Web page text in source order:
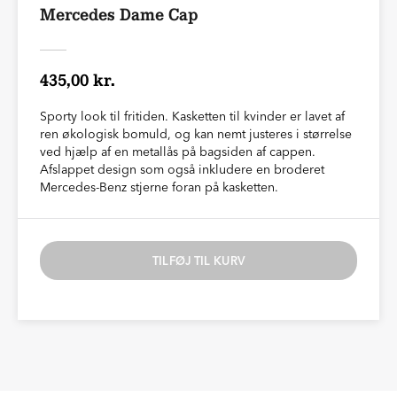
Mercedes Dame Cap
435,00 kr.
Sporty look til fritiden. Kasketten til kvinder er lavet af
ren økologisk bomuld, og kan nemt justeres i størrelse
ved hjælp af en metallås på bagsiden af cappen.
Afslappet design som også inkludere en broderet
Mercedes-Benz stjerne foran på kasketten.
TILFØJ TIL KURV